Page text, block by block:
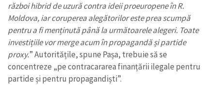
război hibrid de uzură contra ideii proeuropene în R.
Moldova, iar coruperea alegătorilor este prea scumpă
pentru a fi menținută până la următoarele alegeri. Toate
investițiile vor merge acum în propagandă și partide
proxy.” Autoritățile, spune Pașa, trebuie să se
concentreze „pe contracararea finanțării ilegale pentru
partide și pentru propagandiști”.